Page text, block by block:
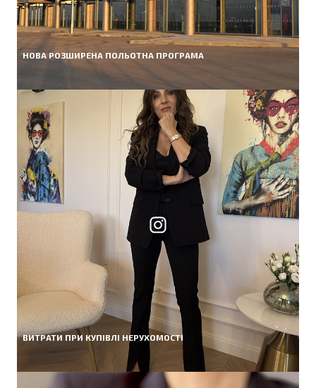
НОВА РОЗШИРЕНА ПОЛЬОТНА ПРОГРАМА
ВИТРАТИ ПРИ КУПІВЛІ НЕРУХОМОСТІ